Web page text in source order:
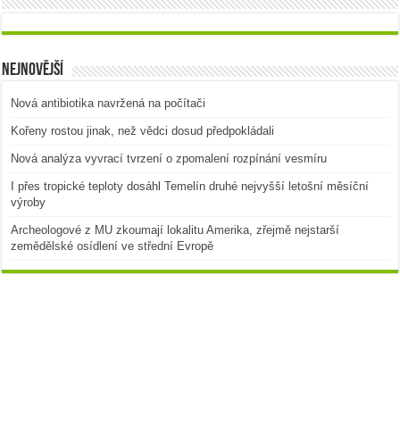
Nejnovější
Nová antibiotika navržená na počítači
Kořeny rostou jinak, než vědci dosud předpokládali
Nová analýza vyvrací tvrzení o zpomalení rozpínání vesmíru
I přes tropické teploty dosáhl Temelín druhé nejvyšší letošní měsíční
výroby
Archeologové z MU zkoumají lokalitu Amerika, zřejmě nejstarší
zemědělské osídlení ve střední Evropě